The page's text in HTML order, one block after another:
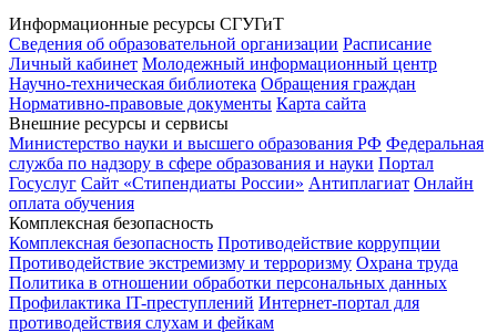
Информационные ресурсы СГУГиТ
Сведения об образовательной организации Расписание
Личный кабинет Молодежный информационный центр
Научно-техническая библиотека Обращения граждан
Нормативно-правовые документы Карта сайта
Внешние ресурсы и сервисы
Министерство науки и высшего образования РФ Федеральная
служба по надзору в сфере образования и науки Портал
Госуслуг Сайт «Стипендиаты России» Антиплагиат Онлайн
оплата обучения
Комплексная безопасность
Комплексная безопасность Противодействие коррупции
Противодействие экстремизму и терроризму Охрана труда
Политика в отношении обработки персональных данных
Профилактика IT-преступлений Интернет-портал для
противодействия слухам и фейкам